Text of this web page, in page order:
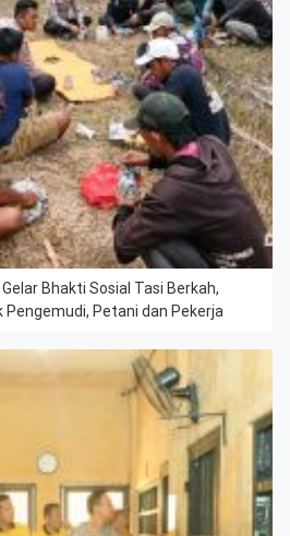
Bhakti Sosial Tasi Berkah,
Pengemudi, Petani dan Pekerja